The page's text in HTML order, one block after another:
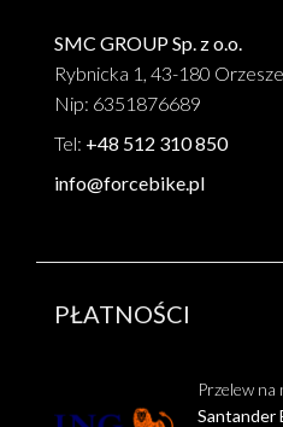
SMC GROUP Sp. z o.o.
Rybnicka 1, 43-180 Orzesze
Nip: 6351876689
Tel: +48 512 310 850
info@forcebike.pl
PŁATNOŚCI
Przelew
Santander